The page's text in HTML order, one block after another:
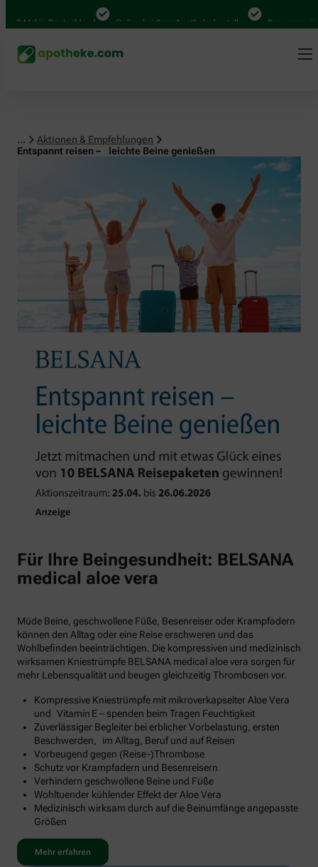
in Deutschland Online bei Ihrer Apotheke bestellen Bequem zwischen
...
Aktionen & Empfehlungen
Entspannt reisen – leichte Beine genießen
Für Ihre Beingesundheit: BELSANA
medical aloe vera
Müde Beine, geschwollene Füße, Besenreiser oder Krampfadern
können den Alltag oder eine Reise erschweren und das
Wohlbefinden beeinträchtigen. Die kompressiven und medizinisch
wirksamen Kniestrümpfe BELSANA medical aloe vera sorgen für
mehr Lebensqualität und beugen gleichzeitig Thrombosen vor.
Kompressive Kniestrümpfe mit mikroverkapselter Aloe Vera
und Vitamin E – spenden beim Tragen Feuchtigkeit
Zuverlässiger Begleiter bei erblicher Vorbelastung, ersten
Beschwerden, im Alltag, Beruf und auf Reisen
Vorbeugend gegen (Reise-)Thrombose
Schutz vor Krampfadern und Besenreisern
Verhindern geschwollene Beine und Füße
Wohltuender kühlender Effekt der Aloe Vera
Medizinisch wirksam durch auf die Beinumfänge angepasste
Größen
Mehr erfahren